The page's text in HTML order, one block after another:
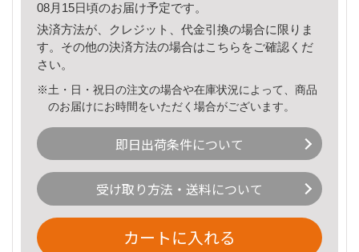
08月15日頃のお届け予定です。
決済方法が、クレジット、代金引換の場合に限りま
す。その他の決済方法の場合はこちら をご確認くだ
さい。
※土・日・祝日の注文の場合や在庫状況によって、商品
のお届けにお時間をいただく場合がございます。
即日出荷条件について
受け取り方法・送料について
カートに入れる